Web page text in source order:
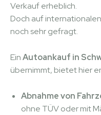
Verkauf erheblich.
Doch auf
noch sehr gefragt.
EinAutoankauf in
übernimmt, bietet hier
Abnahme von
ohne TÜV oder mit